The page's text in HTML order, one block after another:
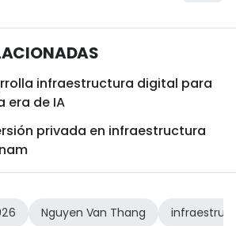
infraestructura digital para
era de IA
privada en infraestructura
Nguyen Van Thang